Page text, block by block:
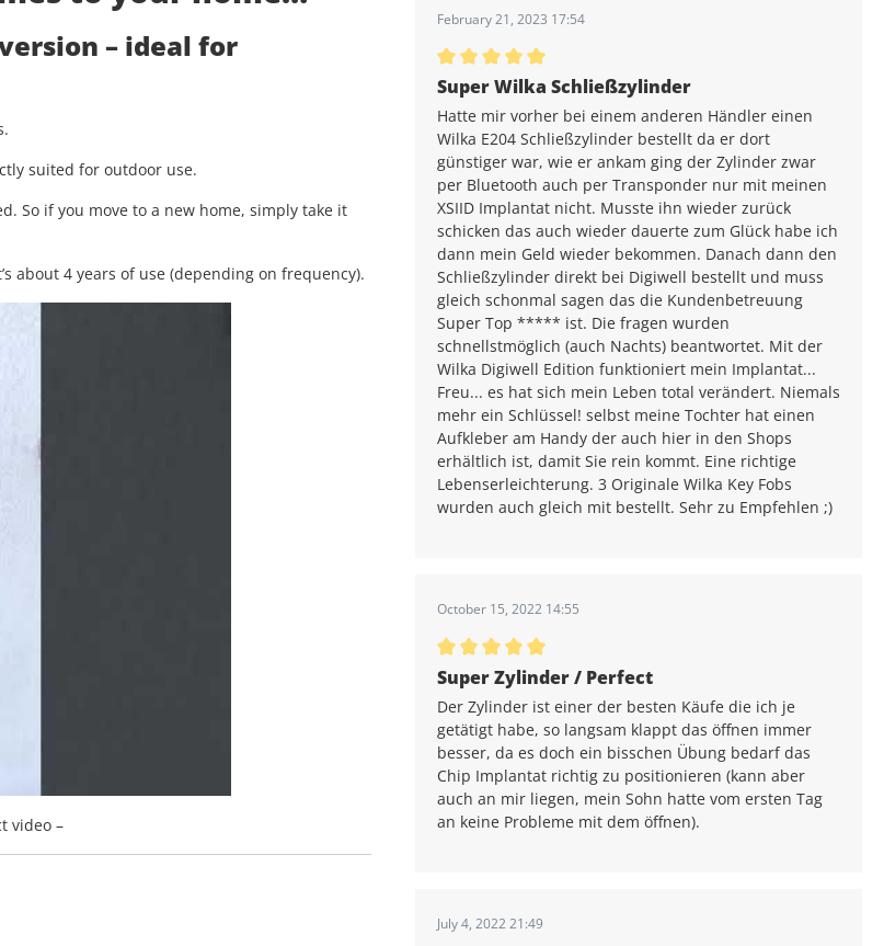
– ideal for
suited for outdoor use.
So if you move to a new home, simply take it
about 4 years of use (depending on frequency).
video –
February 21, 2023 17:54
Average rating of 5 out of 5 stars
Super Wilka Schließzylinder
Hatte mir vorher bei einem anderen Händler einen
Wilka E204 Schließzylinder bestellt da er dort
günstiger war, wie er ankam ging der Zylinder zwar
per Bluetooth auch per Transponder nur mit meinen
XSIID Implantat nicht. Musste ihn wieder zurück
schicken das auch wieder dauerte zum Glück habe ich
dann mein Geld wieder bekommen. Danach dann den
Schließzylinder direkt bei Digiwell bestellt und muss
gleich schonmal sagen das die Kundenbetreuung
Super Top ***** ist. Die fragen wurden
schnellstmöglich (auch Nachts) beantwortet. Mit der
Wilka Digiwell Edition funktioniert mein Implantat...
Freu... es hat sich mein Leben total verändert. Niemals
mehr ein Schlüssel! selbst meine Tochter hat einen
Aufkleber am Handy der auch hier in den Shops
erhältlich ist, damit Sie rein kommt. Eine richtige
Lebenserleichterung. 3 Originale Wilka Key Fobs
wurden auch gleich mit bestellt. Sehr zu Empfehlen ;)
October 15, 2022 14:55
Average rating of 5 out of 5 stars
Super Zylinder / Perfect
Der Zylinder ist einer der besten Käufe die ich je
getätigt habe, so langsam klappt das öffnen immer
besser, da es doch ein bisschen Übung bedarf das
Chip Implantat richtig zu positionieren (kann aber
auch an mir liegen, mein Sohn hatte vom ersten Tag
an keine Probleme mit dem öffnen).
July 4, 2022 21:49